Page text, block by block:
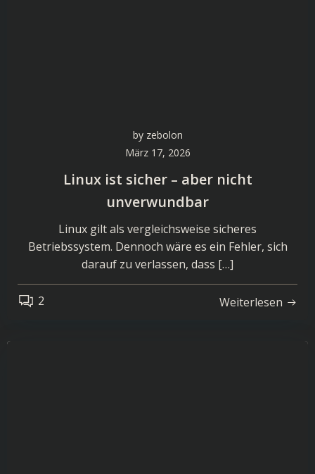
by zebolon
März 17, 2026
Linux ist sicher – aber nicht
unverwundbar
Linux gilt als vergleichsweise sicheres
Betriebssystem. Dennoch wäre es ein Fehler, sich
darauf zu verlassen, dass […]
2 Weiterlesen